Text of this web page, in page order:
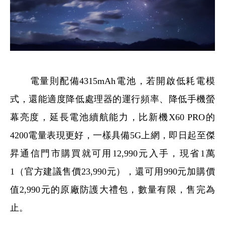
電量則配備4315mAh電池，若開啟低耗電模
式，還能適度降低處理器的運行頻率、降低手機螢
幕亮度，延長電池續航能力，比新機X60 PRO的
4200電量表現更好，一樣具備5G上網，即日起至傑
昇通信門市購買就可用12,990元入手，現省1萬
1（官方建議售價23,990元），還可用990元加購價
值2,990元的原廠防護大禮包，數量有限，售完為
止。